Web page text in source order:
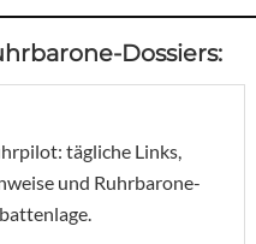
Dossiers:
tägliche Links,
und Ruhrbarone-